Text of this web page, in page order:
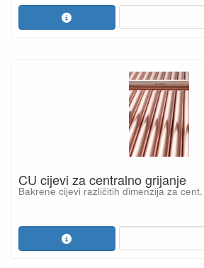
CU cijevi za centralno grijanje
Bakrene cijevi različitih dimenzija za